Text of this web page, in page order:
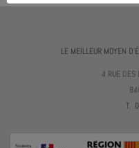
LE MEILLEUR MOYEN
4 RUE DES
T.